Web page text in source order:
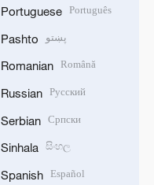
Portuguese Português
Pashto پښتو
Romanian Română
Russian Русский
Serbian Српски
Sinhala සිංහල
Spanish Español